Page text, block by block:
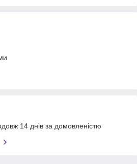
14 днів за домовленістю